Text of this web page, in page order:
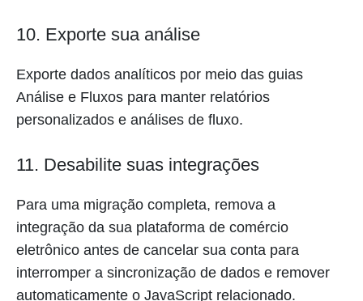
10. Exporte sua análise
Exporte dados analíticos por meio das guias
Análise e Fluxos para manter relatórios
personalizados e análises de fluxo.
11. Desabilite suas integrações
Para uma migração completa, remova a
integração da sua plataforma de comércio
eletrônico antes de cancelar sua conta para
interromper a sincronização de dados e remover
automaticamente o JavaScript relacionado.